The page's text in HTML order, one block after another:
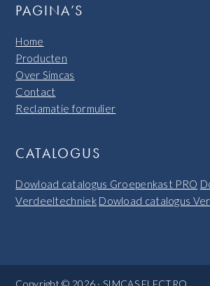
PAGINA’S
Home
Producten
Over Simcas
Contact
Reclamatie formulier
CATALOGUS
Dowload catalogus Groepenkast PRO
Verdeeltechniek Dowload catalogus
Copyright © 2026 · SIMCAS ELECTRO